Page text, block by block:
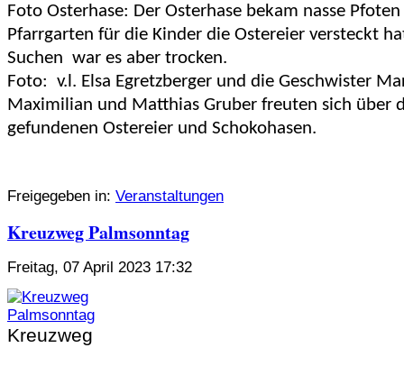
Foto Osterhase: Der Osterhase bekam nasse
Pfarrgarten für die Kinder die Ostereier versteckt
Suchen war es aber trocken.
Foto: v.l. Elsa Egretzberger und die Geschwister
Maximilian und Matthias Gruber freuten sich über
gefundenen Ostereier und Schokohasen.
Freigegeben in: Veranstaltungen
Kreuzweg Palmsonntag
Freitag, 07 April 2023 17:32
Kreuzweg